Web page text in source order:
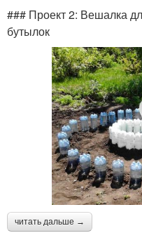
### Проект 2: Вешалка
бутылок
читать дальше →